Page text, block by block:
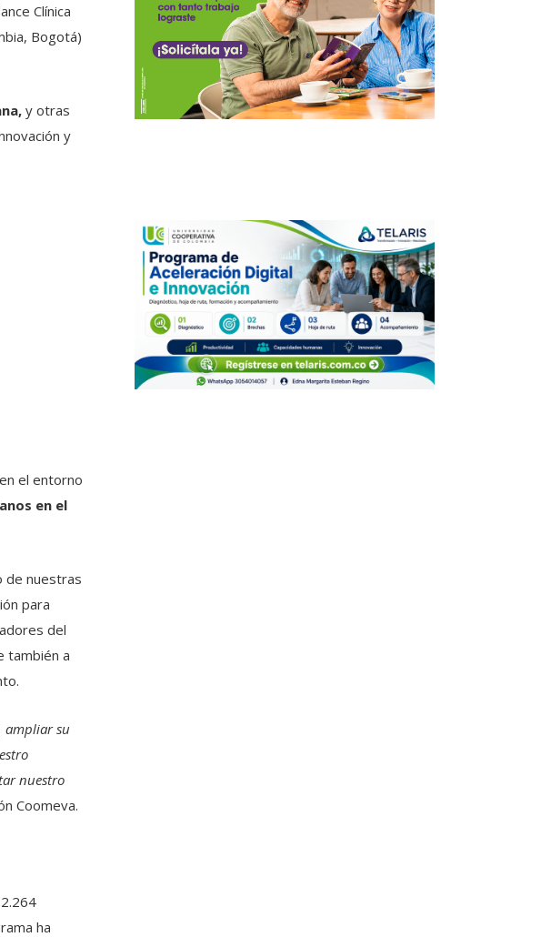
Clínica
Bogotá)
y otras
y
el entorno
en el
de nuestras
para
del
también a
ampliar su
nuestro
Coomeva.
ha